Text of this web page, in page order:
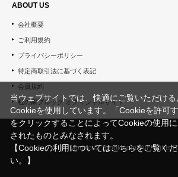
ABOUT US
会社概要
ご利用規約
プライバシーポリシー
特定商取引法に基づく表記
会員規約
杜の家ブルック オフィシャルサイト
© "Morinoie_Brook.com" All Rights
当ウェブサイトでは、快適にご覧いただける
Cookieを使用しています。「Cookieを許可す
をクリックすることによってCookieの使用
されたものとみなされます。
【Cookieの利用についてはこちらをご覧く
い。】